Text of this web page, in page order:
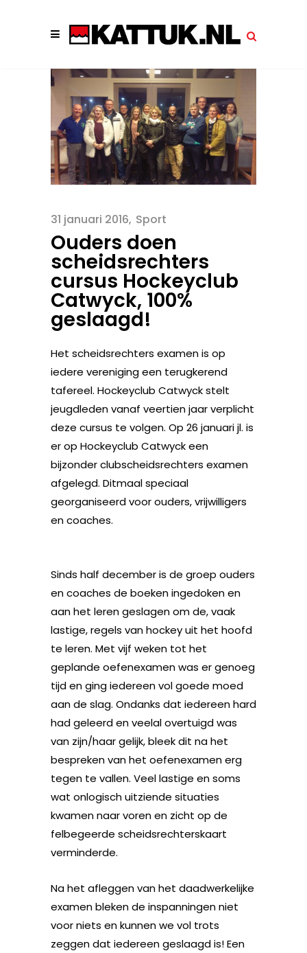
31 januari 2016 Sport
Ouders doen
scheidsrechters
cursus Hockeyclub
Catwyck, 100%
geslaagd!
Het scheidsrechters examen is op
iedere vereniging een terugkerend
tafereel. Hockeyclub Catwyck stelt
jeugdleden vanaf veertien jaar verplicht
deze cursus te volgen. Op 26 januari jl. is
er op Hockeyclub Catwyck een
bijzonder clubscheidsrechters examen
afgelegd. Ditmaal speciaal
georganiseerd voor ouders, vrijwilligers
en coaches.
Sinds half december is de groep ouders
en coaches de boeken ingedoken en
aan het leren geslagen om de, vaak
lastige, regels van hockey uit het hoofd
te leren. Met vijf weken tot het
geplande oefenexamen was er genoeg
tijd en ging iedereen vol goede moed
aan de slag. Ondanks dat iedereen hard
had geleerd en veelal overtuigd was
van zijn/haar gelijk, bleek dit na het
bespreken van het oefenexamen erg
tegen te vallen. Veel lastige en soms
wat onlogisch uitziende situaties
kwamen naar voren en zicht op de
felbegeerde scheidsrechterskaart
verminderde.
Na het afleggen van het daadwerkelijke
examen bleken de inspanningen niet
voor niets en kunnen we vol trots
zeggen dat iedereen geslaagd is! Een